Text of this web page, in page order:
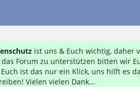
ist uns & Euch wichtig, daher
das Forum zu unterstützen bitten wir
Euch ist das nur ein Klick, uns hilft es
Vielen vielen Dank...